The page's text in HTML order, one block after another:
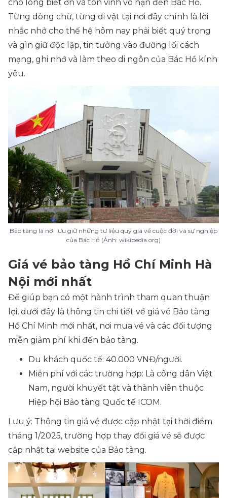
cho lòng biết ơn và tôn vinh vô hạn đến Bác Hồ.
Từng dòng chữ, từng di vật tại nơi đây chính là lời
nhắc nhở cho thế hệ hôm nay phải biết quý trọng
và gìn giữ độc lập, tin tưởng vào đường lối cách
mạng, ghi nhớ và làm theo di ngôn của Bác Hồ kính
yêu.
Bảo tàng là nơi lưu giữ những tư liệu quý giá về cuộc đời và sự nghiệp
của Bác Hồ (Ảnh: wikipedia.org)
Giá vé bảo tàng Hồ Chí Minh Hà
Nội mới nhất
Để giúp bạn có một hành trình tham quan thuận
lợi, dưới đây là thông tin chi tiết về giá vé Bảo tàng
Hồ Chí Minh mới nhất, nơi mua vé và các đối tượng
miễn giảm phí khi đến bảo tàng.
Du khách quốc tế: 40.000 VNĐ/người.
Miễn phí với các trường hợp: Là công dân Việt
Nam, người khuyết tật và thành viên thuộc
Hiệp hội Bảo tàng Quốc tế ICOM.
Lưu ý: Thông tin giá vé được cập nhật tại thời điểm
tháng 1/2025, trường hợp thay đổi giá vé sẽ được
cập nhật tại website của Bảo tàng.